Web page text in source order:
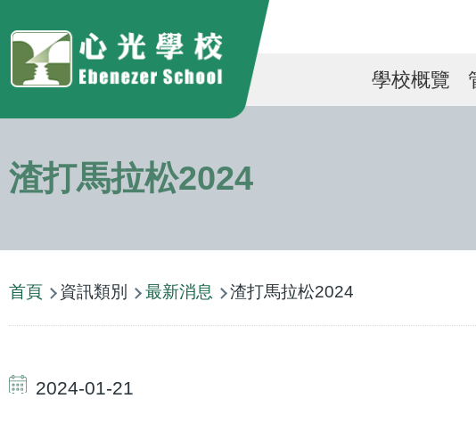
Main
學校概覽
渣打馬拉松2024
航
連
結
首頁 資訊類別 最新消息 渣打馬拉松2024
2024-01-21